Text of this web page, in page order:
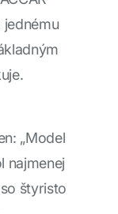
jednému
„Model
najmenej
štyristo